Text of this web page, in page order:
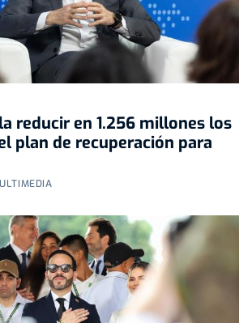
reducir en 1.256 millones los
plan de recuperación para